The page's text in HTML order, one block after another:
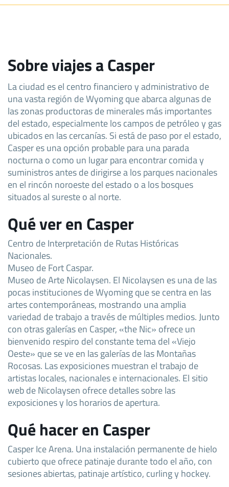
Sobre viajes a Casper
La ciudad es el centro financiero y administrativo de
una vasta región de Wyoming que abarca algunas de
las zonas productoras de minerales más importantes
del estado, especialmente los campos de petróleo y gas
ubicados en las cercanías. Si está de paso por el estado,
Casper es una opción probable para una parada
nocturna o como un lugar para encontrar comida y
suministros antes de dirigirse a los parques nacionales
en el rincón noroeste del estado o a los bosques
situados al sureste o al norte.
Qué ver en Casper
Centro de Interpretación de Rutas Históricas
Nacionales.
Museo de Fort Caspar.
Museo de Arte Nicolaysen. El Nicolaysen es una de las
pocas instituciones de Wyoming que se centra en las
artes contemporáneas, mostrando una amplia
variedad de trabajo a través de múltiples medios. Junto
con otras galerías en Casper, «the Nic» ofrece un
bienvenido respiro del constante tema del «Viejo
Oeste» que se ve en las galerías de las Montañas
Rocosas. Las exposiciones muestran el trabajo de
artistas locales, nacionales e internacionales. El sitio
web de Nicolaysen ofrece detalles sobre las
exposiciones y los horarios de apertura.
Qué hacer en Casper
Casper Ice Arena. Una instalación permanente de hielo
cubierto que ofrece patinaje durante todo el año, con
sesiones abiertas, patinaje artístico, curling y hockey.